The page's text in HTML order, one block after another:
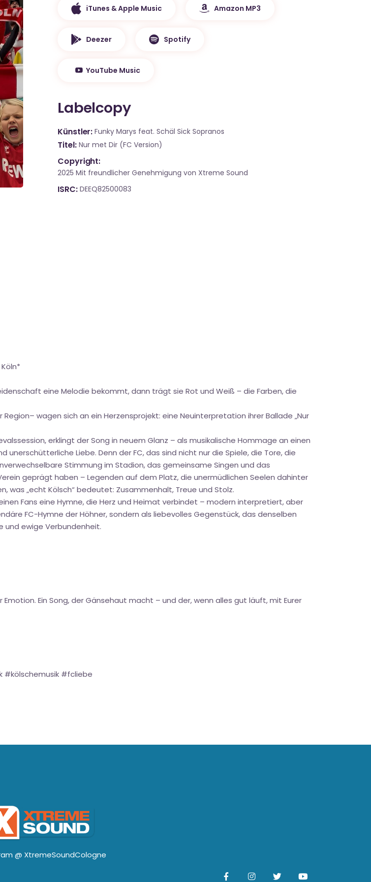
iTunes & Apple Music Amazon MP3
Deezer Spotify
YouTube Music
Labelcopy
Künstler Funky Marys feat. Schäl Sick Sopranos
Titel Nur met Dir (FC Version)
Copyright:
2025 Mit freundlicher Genehmigung von Xtreme Sound
ISRC DEEQ82500083
eine Melodie bekommt, dann trägt sie Rot und Weiß – die Farben, die
wagen sich an ein Herzensprojekt: eine Neuinterpretation ihrer Ballade „Nur
erklingt der Song in neuem Glanz – als musikalische Hommage an einen
unerschütterliche Liebe. Denn der FC, das sind nicht nur die Spiele, die Tore, die
Stimmung im Stadion, das gemeinsame Singen und das
geprägt haben – Legenden auf dem Platz, die unermüdlichen Seelen dahinter
was „echt Kölsch“ bedeutet: Zusammenhalt, Treue und Stolz.
Fans eine Hymne, die Herz und Heimat verbindet – modern interpretiert, aber
FC-Hymne der Höhner, sondern als liebevolles Gegenstück, das denselben
und ewige Verbundenheit.
Ein Song, der Gänsehaut macht – und der, wenn alles gut läuft, mit Eurer
#kölschemusik #fcliebe
@ XtremeSoundCologne